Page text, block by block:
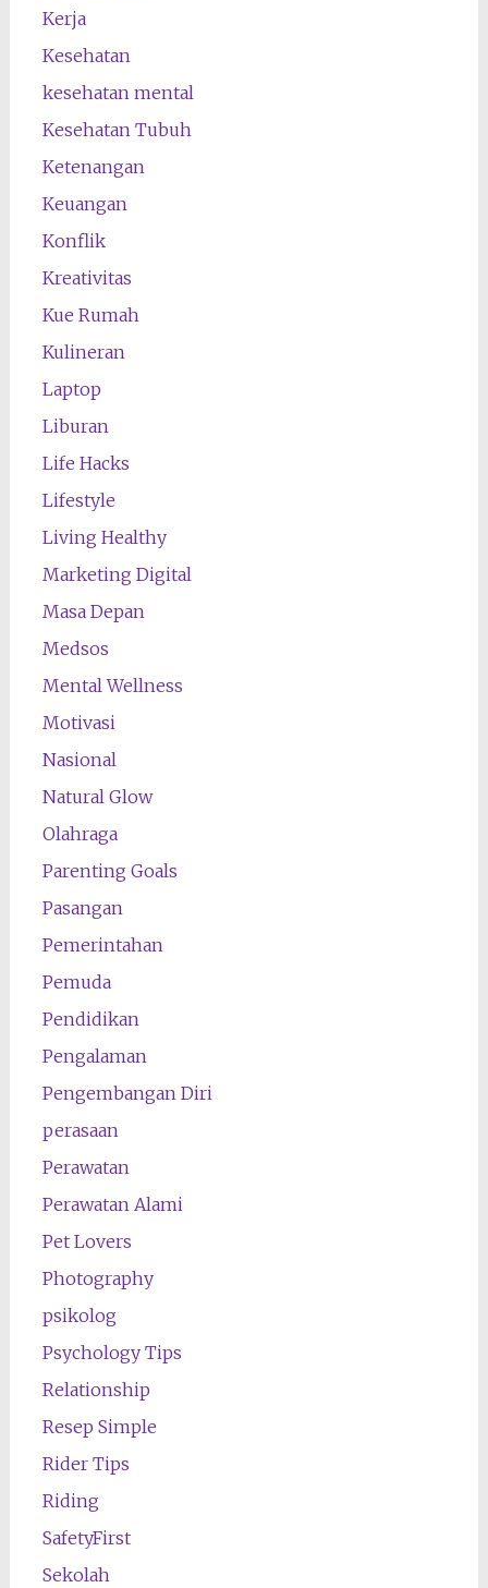
Kerja
Kesehatan
kesehatan mental
Kesehatan Tubuh
Ketenangan
Keuangan
Konflik
Kreativitas
Kue Rumah
Kulineran
Laptop
Liburan
Life Hacks
Lifestyle
Living Healthy
Marketing Digital
Masa Depan
Medsos
Mental Wellness
Motivasi
Nasional
Natural Glow
Olahraga
Parenting Goals
Pasangan
Pemerintahan
Pemuda
Pendidikan
Pengalaman
Pengembangan Diri
perasaan
Perawatan
Perawatan Alami
Pet Lovers
Photography
psikolog
Psychology Tips
Relationship
Resep Simple
Rider Tips
Riding
SafetyFirst
Sekolah